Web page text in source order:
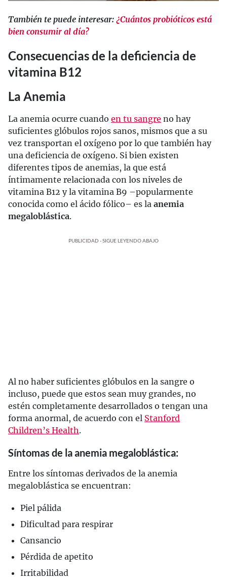
También te puede interesar: ¿Cuántos probióticos está
bien consumir al día?
Consecuencias de la deficiencia de
vitamina B12
La Anemia
La anemia ocurre cuando en tu sangre no hay
suficientes glóbulos rojos sanos, mismos que a su
vez transportan el oxígeno por lo que también hay
una deficiencia de oxígeno. Si bien existen
diferentes tipos de anemias, la que está
íntimamente relacionada con los niveles de
vitamina B12 y la vitamina B9 –popularmente
conocida como el ácido fólico– es la anemia
megaloblástica.
PUBLICIDAD - SIGUE LEYENDO ABAJO
Al no haber suficientes glóbulos en la sangre o
incluso, puede que estos sean muy grandes, no
estén completamente desarrollados o tengan una
forma anormal, de acuerdo con el Stanford
Children’s Health.
Síntomas de la anemia megaloblástica:
Entre los síntomas derivados de la anemia
megaloblástica se encuentran:
Piel pálida
Dificultad para respirar
Cansancio
Pérdida de apetito
Irritabilidad